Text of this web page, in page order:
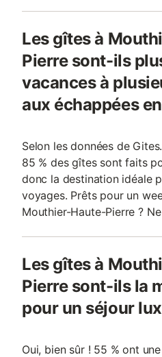
Les gîtes à
Pierre sont-ils
vacances à
aux échappées
Selon les données de
85 % des gîtes sont faits
donc la destination idéale
voyages. Prêts pour un
Mouthier-Haute-Pierre ?
Les gîtes à
Pierre sont-ils la
pour un séjour
Oui, bien sûr ! 55 % ont